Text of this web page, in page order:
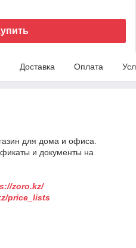
Доставка Оплата
для дома и офиса.
и документы на
zoro.kz/
price_lists